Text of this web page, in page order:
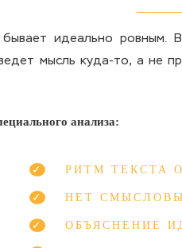
идеально ровным.
мысль куда-то, а не
анализа:
РИТМ ТЕКСТА
НЕТ
ОБЪЯСНЕНИЕ